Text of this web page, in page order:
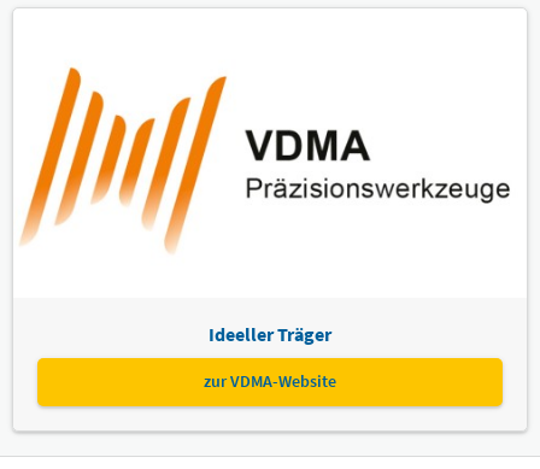
Ideeller Träger
zur VDMA-Website